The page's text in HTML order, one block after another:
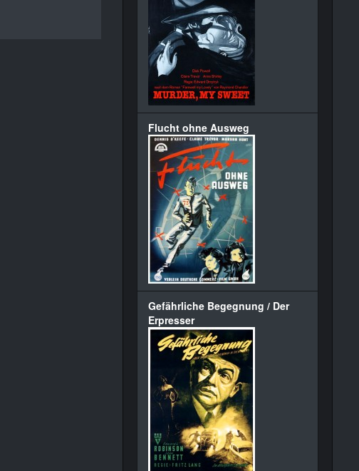
Flucht ohne Ausweg
Gefährliche Begegnung / Der
Erpresser